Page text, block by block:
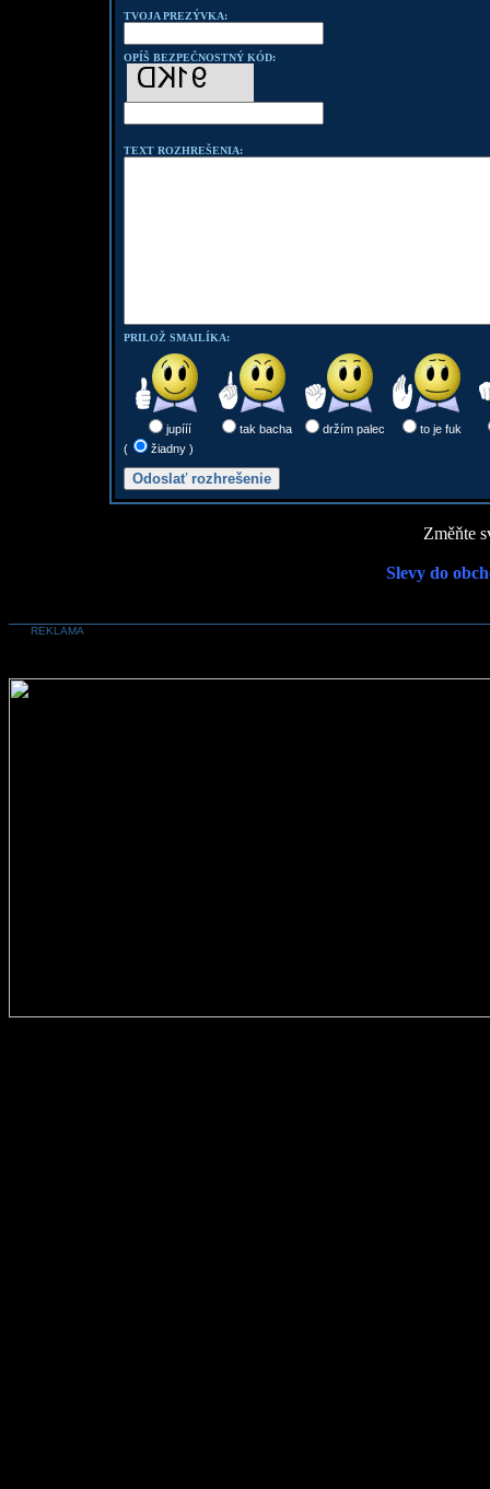
TVOJA PREZÝVKA:
OPÍŠ BEZPEČNOSTNÝ KÓD:
TEXT ROZHREŠENIA:
PRILOŽ SMAILÍKA:
jupííí tak bacha držím palec
to je fuk
(
žiadny )
Změňte
Slevy do
REKLAMA